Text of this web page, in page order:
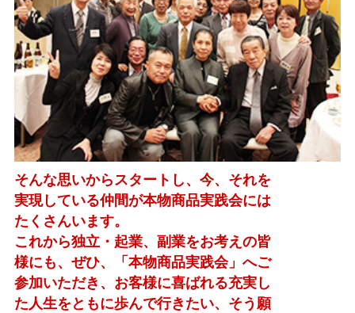
そんな思いからスタートし、今、それを
実現している仲間が本物商品実践会には
たくさんいます。
これから独立・起業、副業をお考えの皆
様にも、ぜひ、「本物商品実践会」へご
参加いただき、お客様に喜ばれる充実し
た人生をともに歩んで行きたい、そう願